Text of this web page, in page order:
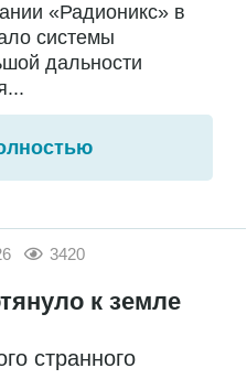
«Радионикс» в
системы
дальности
3420
к земле
странного